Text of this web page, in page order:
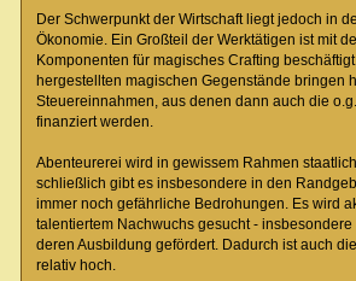
Der Schwerpunkt der Wirtschaft liegt jedoch in
Ökonomie. Ein Großteil der Werktätigen ist mit
Komponenten für magisches Crafting
hergestellten magischen Gegenstände bringen
Steuereinnahmen, aus denen dann auch die
finanziert werden.
Abenteurerei wird in gewissem Rahmen
schließlich gibt es insbesondere in den
immer noch gefährliche Bedrohungen. Es wird
talentiertem Nachwuchs gesucht -
deren Ausbildung gefördert. Dadurch ist auch
relativ hoch.